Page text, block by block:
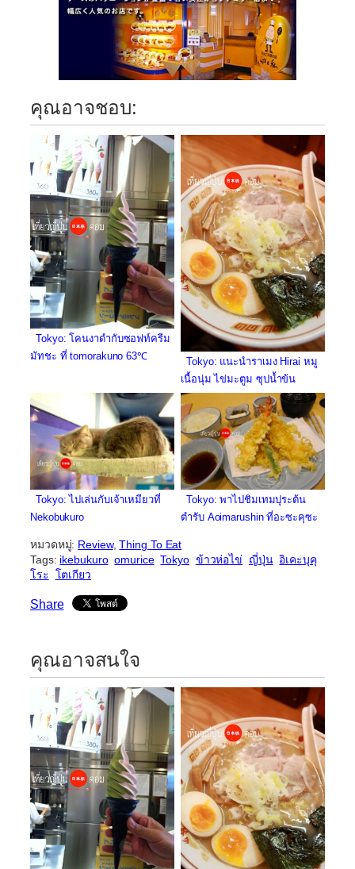
คุณอาจชอบ:
Tokyo: โคนงาดำกับซอฟท์ครีม
มัทชะ ที่ tomorakuno 63℃
Tokyo: แนะนำราเมง Hirai หมู
เนื้อนุ่ม ไข่มะตูม ซุปน้ำข้น
Tokyo: ไปเล่นกับเจ้าเหมียวที่
Nekobukuro
Tokyo: พาไปชิมเทมปุระต้น
ตำรับ Aoimarushin ที่อะซะคุซะ
หมวดหมู่: Review, Thing To Eat
Tags: ikebukuro omurice Tokyo ข้าวห่อไข่ ญี่ปุ่น อิเคะบุคุ
โระ โตเกียว
Share
คุณอาจสนใจ